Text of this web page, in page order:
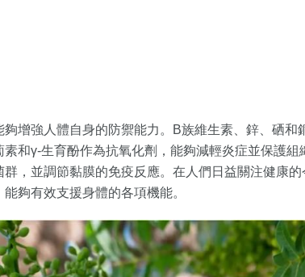
增強人體自身的防禦能力。B族維生素、鋅、硒和
和γ-生育酚作為抗氧化劑，能夠減輕炎症並保護
，並調節黏膜的免疫反應。在人們日益關注健康
夠有效支援身體的各項機能。